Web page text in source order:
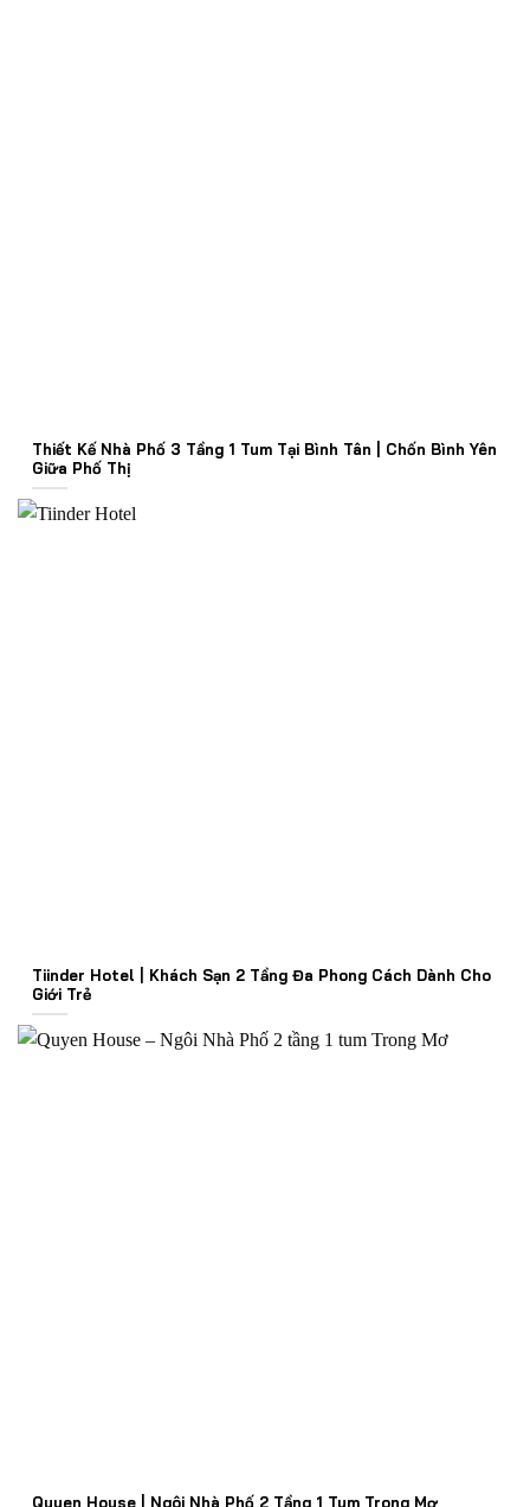
Thiết Kế Nhà Phố 3 Tầng 1 Tum Tại Bình Tân | Chốn Bình Yên
Giữa Phố Thị
Tiinder Hotel | Khách Sạn 2 Tầng Đa Phong Cách Dành Cho
Giới Trẻ
Quyen House | Ngôi Nhà Phố 2 Tầng 1 Tum Trong Mơ